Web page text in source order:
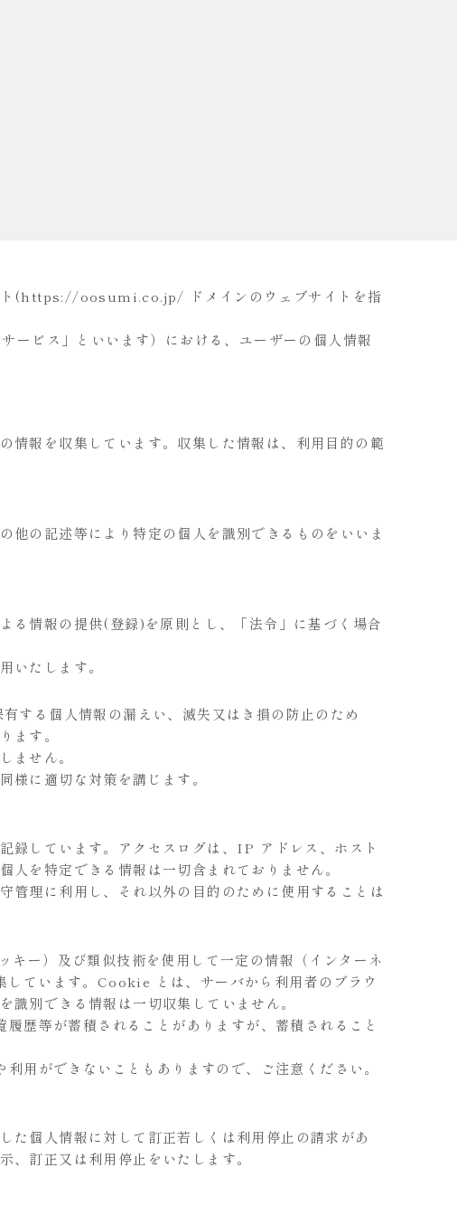
(https://oosumi.co.jp/ ドメインのウェブサイトを指
ービス」といいます）における、ユーザーの個人情報
情報を収集しています。収集した情報は、利用目的の範
他の記述等により特定の個人を識別できるものをいいま
る情報の提供(登録)を原則とし、「法令」に基づく場合
いたします。
する個人情報の漏えい、滅失又はき損の防止のため
ます。
ません。
様に適切な対策を講じます。
録しています。アクセスログは、IP アドレス、ホスト
を特定できる情報は一切含まれておりません。
管理に利用し、それ以外の目的のために使用することは
ー）及び類似技術を使用して一定の情報（インターネ
ています。Cookie とは、サーバから利用者のブラウ
別できる情報は一切収集していません。
歴等が蓄積されることがありますが、蓄積されること
用ができないこともありますので、ご注意ください。
た個人情報に対して訂正若しくは利用停止の請求があ
、訂正又は利用停止をいたします。